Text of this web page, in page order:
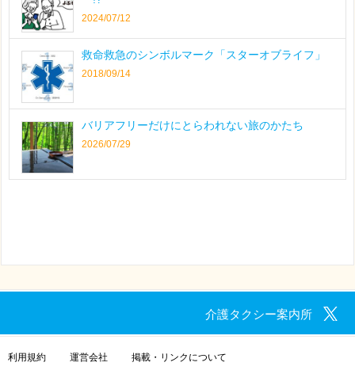
2024/07/12
救命救急のシンボルマーク「スターオブライフ」
2018/09/14
バリアフリーだけにとらわれない旅のかたち
2026/07/29
介護タクシー案内所
利用規約 運営会社 掲載・リンクについて